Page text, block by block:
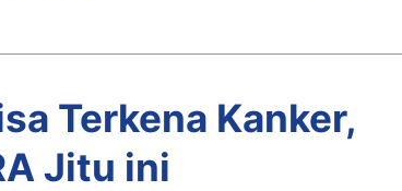
Terkena Kanker,
Jitu ini